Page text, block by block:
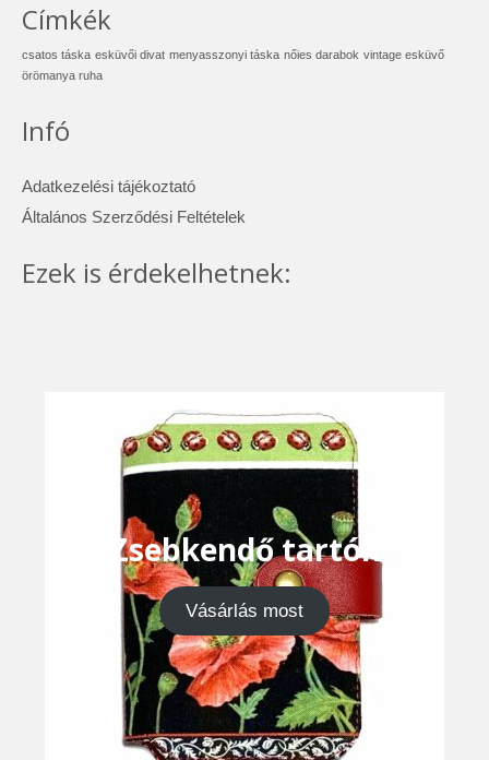
Címkék
csatos táska esküvői divat menyasszonyi táska nőies darabok vintage esküvő
örömanya ruha
Infó
Adatkezelési tájékoztató
Általános Szerződési Feltételek
Ezek is érdekelhetnek:
Zsebkendő tartók
Vásárlás most